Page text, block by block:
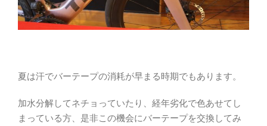
夏は汗でバーテープの消耗が早まる時期でもあります。
加水分解してネチョっていたり、経年劣化で色あせてし
まっている方、是非この機会にバーテープを交換してみ